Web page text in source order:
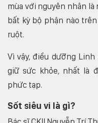
mùa với nguyên nhân là
bất kỳ bộ phận nào
ruột.
Vì vậy, điều dưỡng
giữ sức khỏe, nhất là
phức tạp.
Sốt siêu vi là gì?